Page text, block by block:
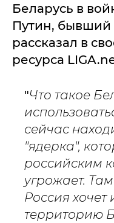
Беларусь в
Путин,
рассказал в
ресурса
"Что такое
сейчас
"ядерка",
российским
угрожает.
Россия хочет
территорию